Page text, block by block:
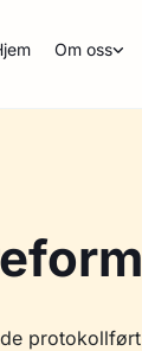
Om oss